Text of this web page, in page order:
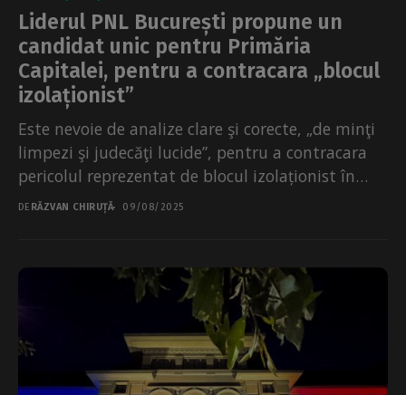
Liderul PNL București propune un
candidat unic pentru Primăria
Capitalei, pentru a contracara „blocul
izolaționist”
Este nevoie de analize clare şi corecte, „de minţi
limpezi şi judecăţi lucide”, pentru a contracara
pericolul reprezentat de blocul izolaționist în
cursa...
DE RĂZVAN CHIRUȚĂ 09/08/2025